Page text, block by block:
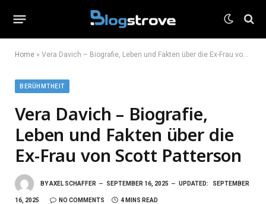
Home » Vera Davich – Biografie, Leben und Fakten über die Ex-Frau von Scott Patterson
BERÜHMTHEIT
Vera Davich – Biografie,
Leben und Fakten über die
Ex-Frau von Scott Patterson
BYAXEL SCHAFFER SEPTEMBER 16, 2025 UPDATED: SEPTEMBER
16, 2025 NO COMMENTS 4 MINS READ